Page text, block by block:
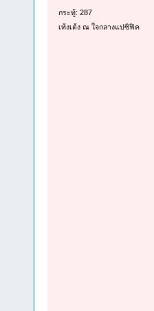
กระทู้: 287
เท้งเต้ง ณ ใจกลางแปซิฟิค